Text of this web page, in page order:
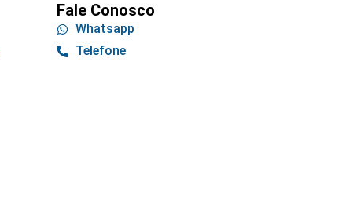
Fale Conosco
Whatsapp
Telefone